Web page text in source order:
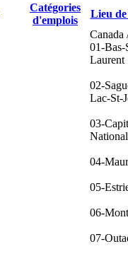
Catégories
d'emplois
Lieu
Canada
01-Bas-
Laurent
02-
Lac-St-
03-
04-
05-
06-
07-